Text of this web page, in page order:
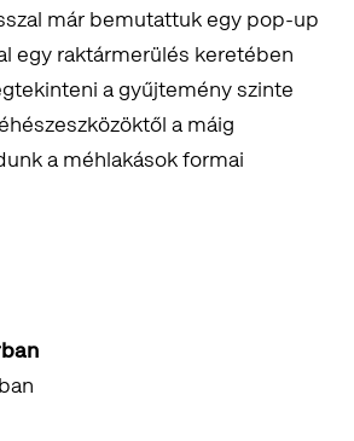
már bemutattuk egy pop-up
egy raktármerülés keretében
a gyűjtemény szinte
a máig
a méhlakások formai